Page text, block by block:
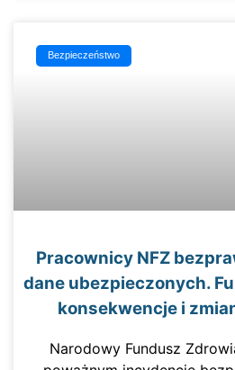
Bezpieczeństwo
Pracownicy NFZ
dane ubezpieczonych.
konsekwencje i
Narodowy Fundusz